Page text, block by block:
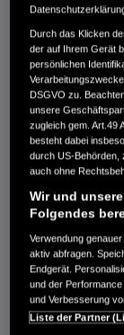
Außenfarbe
Kilometerstand
Kraftstoffart
Getriebe
Türen
Leistung
Hubraum
Erstzulassung
Bauart
AUTO HARKE GMBH
Randersweide 59-63
21035 Hamburg
+49 40 735 935 0
DETAILS
Durch das Klicken
der auf Ihrem Gerät
persönlichen
DSGVO zu.
unsere
zugleich gem. Art.49
besteht dabei
durch US-Behörden,
auch ohne
Wir und
Folgendes
Verwendung
aktiv abfragen.
Endgerät.
und der
und Verbesserung
Liste der Partner